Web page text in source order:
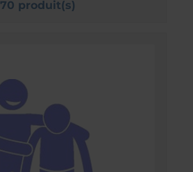
70 produit(s)